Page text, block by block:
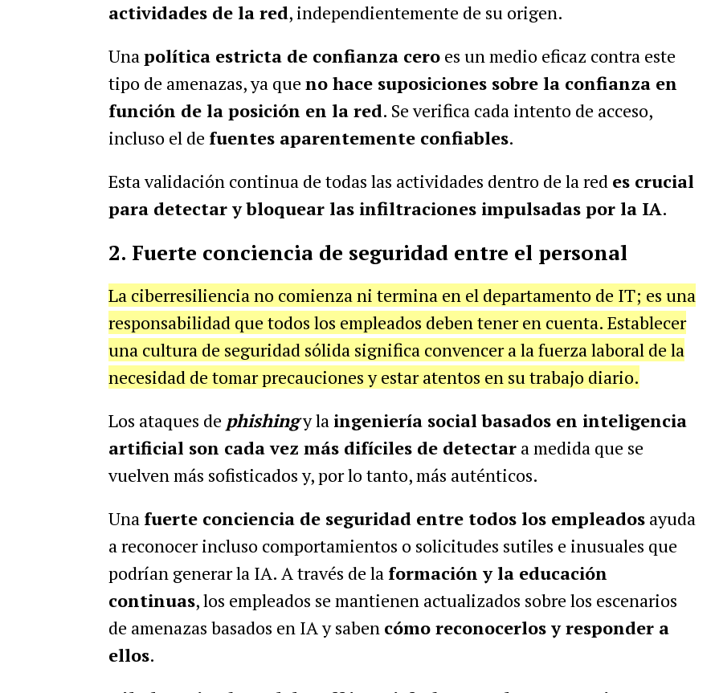
actividades de la red, independientemente de su origen.
Unapolítica estricta de confianza ceroes un medio eficaz contra este
tipo de amenazas, ya que no hace suposiciones sobre la confianza en
función de la posición en la red. Se verifica cada intento de acceso,
incluso el de fuentes aparentemente confiables.
Esta validación continua de todas las actividades dentro de la red es crucial
para detectar y bloquear las infiltraciones impulsadas por la IA.
2. Fuerte conciencia de seguridad entre el personal
La ciberresiliencia no comienza ni termina en el departamento de IT; es una
responsabilidad que todos los empleados deben tener en cuenta. Establecer
una cultura de seguridad sólida significa convencer a la fuerza laboral de la
necesidad de tomar precauciones y estar atentos en su trabajo diario.
Los ataques de phishingy la ingeniería social basados en inteligencia
artificial son cada vez más difíciles de detectara medida que se
vuelven más sofisticados y, por lo tanto, más auténticos.
Una fuerte conciencia de seguridad entre todos los empleadosayuda
a reconocer incluso comportamientos o solicitudes sutiles e inusuales que
podrían generar la IA. A través de la formación y la educación
continuas, los empleados se mantienen actualizados sobre los escenarios
de amenazas basados en IA y saben cómo reconocerlos y responder a
ellos.